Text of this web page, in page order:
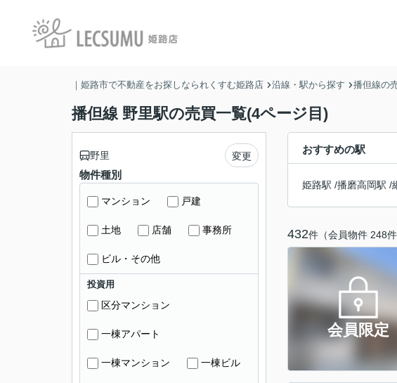
｜姫路市で不動産をお探しなられくすむ姫路店 沿線・駅から探す 播但線の
播但線 野里駅の売買一覧(4ページ目)
おすすめの駅
姫路駅 /播磨高岡駅 /
432件（会員物件 248件
会員限定
野里 変更
物件種別
マンション 戸建
土地 店舗 事務所
ビル・その他
投資用
区分マンション
一棟アパート
一棟マンション 一棟ビル